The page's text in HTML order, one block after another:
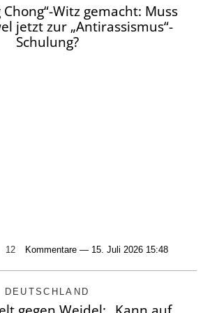
Chong“-Witz gemacht: Muss
jetzt zur „Antirassismus“-
Schulung?
12 Kommentare — 15. Juli 2026 15:48
DEUTSCHLAND